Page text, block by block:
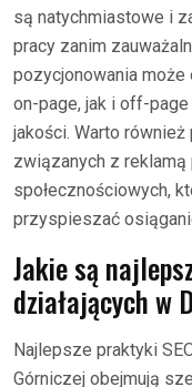
są natychmiastowe i
pracy zanim
pozycjonowania
on-page, jak i off-
jakości. Warto
związanych z reklamą
społecznościowych,
przyspieszać
Jakie są
działających w
Najlepsze praktyki
Górniczej obejmują